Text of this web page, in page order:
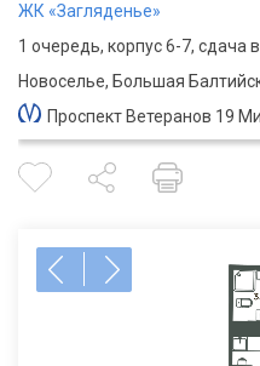
ЖК «Загляденье»
1 очередь, корпус 6-7, сдача
Новоселье, Большая
Проспект Ветеранов 19